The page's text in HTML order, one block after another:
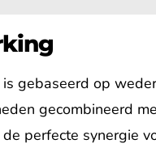
gebaseerd op
gecombineerd
perfecte synergie